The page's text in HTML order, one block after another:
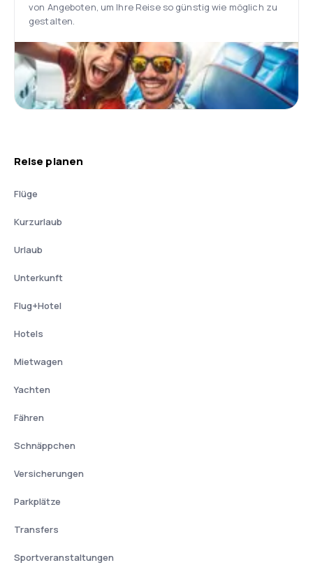
von Angeboten, um Ihre Reise so günstig wie möglich zu
gestalten.
Reise planen
Flüge
Kurzurlaub
Urlaub
Unterkunft
Flug+Hotel
Hotels
Mietwagen
Yachten
Fähren
Schnäppchen
Versicherungen
Parkplätze
Transfers
Sportveranstaltungen